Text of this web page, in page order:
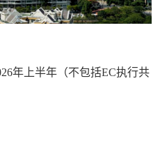
年上半年（不包括EC执行共